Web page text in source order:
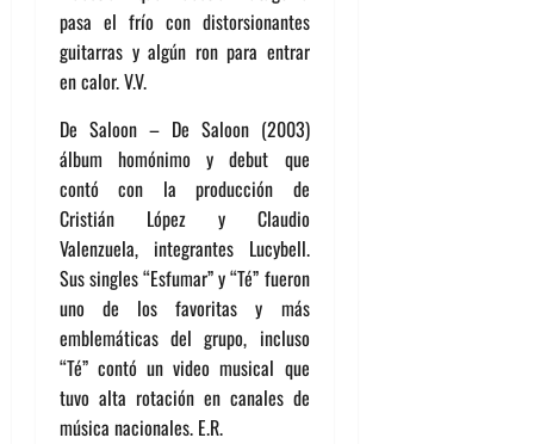
pasa el frío con distorsionantes
guitarras y algún ron para entrar
en calor. V.V.
De Saloon – De Saloon (2003)
álbum homónimo y debut que
contó con la producción de
Cristián López y Claudio
Valenzuela, integrantes Lucybell.
Sus singles “Esfumar” y “Té” fueron
uno de los favoritas y más
emblemáticas del grupo, incluso
“Té” contó un video musical que
tuvo alta rotación en canales de
música nacionales. E.R.